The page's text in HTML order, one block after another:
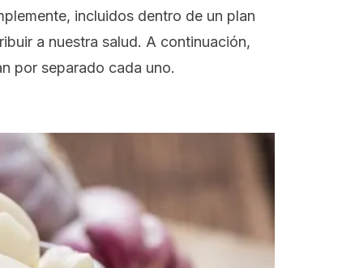
incluidos dentro de un plan
a nuestra salud. A continuación,
por separado cada uno.